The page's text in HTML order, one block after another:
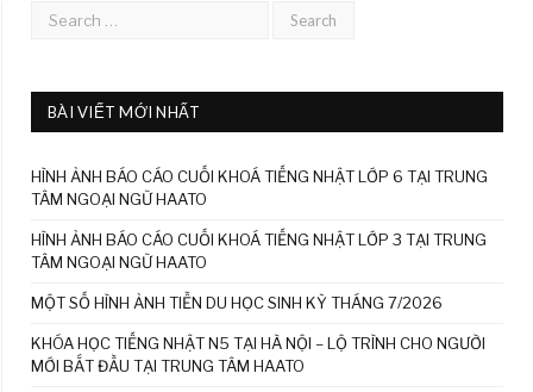
BÀI VIẾT MỚI NHẤT
HÌNH ẢNH BÁO CÁO CUỐI KHOÁ TIẾNG NHẬT LỚP 6 TẠI TRUNG
TÂM NGOẠI NGỮ HAATO
HÌNH ẢNH BÁO CÁO CUỐI KHOÁ TIẾNG NHẬT LỚP 3 TẠI TRUNG
TÂM NGOẠI NGỮ HAATO
MỘT SỐ HÌNH ẢNH TIỄN DU HỌC SINH KỲ THÁNG 7/2026
KHÓA HỌC TIẾNG NHẬT N5 TẠI HÀ NỘI – LỘ TRÌNH CHO NGƯỜI
MỚI BẮT ĐẦU TẠI TRUNG TÂM HAATO